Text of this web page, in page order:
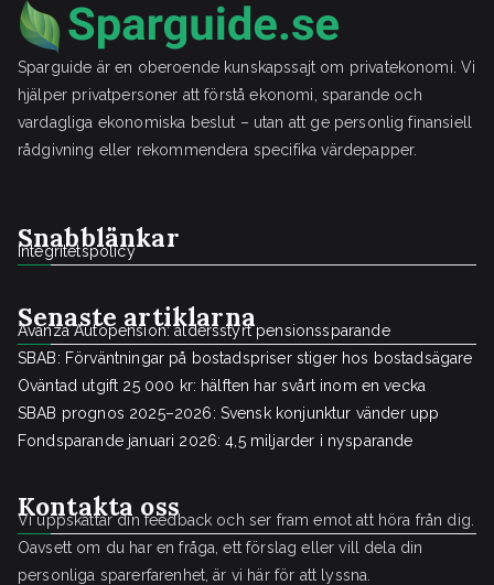
Sparguide är en oberoende kunskapssajt om privatekonomi. Vi
hjälper privatpersoner att förstå ekonomi, sparande och
vardagliga ekonomiska beslut – utan att ge personlig finansiell
rådgivning eller rekommendera specifika värdepapper.
Snabblänkar
Integritetspolicy
Senaste artiklarna
Avanza Autopension: åldersstyrt pensionssparande
SBAB: Förväntningar på bostadspriser stiger hos bostadsägare
Oväntad utgift 25 000 kr: hälften har svårt inom en vecka
SBAB prognos 2025–2026: Svensk konjunktur vänder upp
Fondsparande januari 2026: 4,5 miljarder i nysparande
Kontakta oss
Vi uppskattar din feedback och ser fram emot att höra från dig.
Oavsett om du har en fråga, ett förslag eller vill dela din
personliga sparerfarenhet, är vi här för att lyssna.